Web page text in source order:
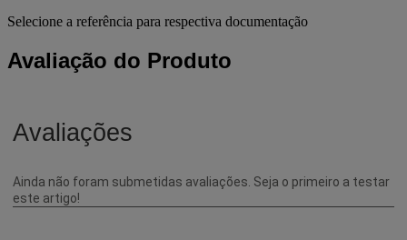
Selecione a referência para respectiva documentação
Avaliação do Produto